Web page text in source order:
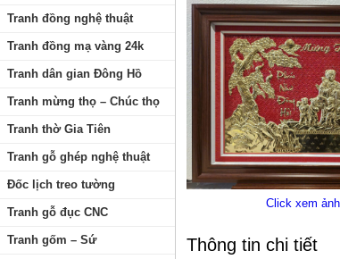
Click xem
Thông tin chi tiết
Tranh đồng nghệ thuật
Tranh đồng mạ vàng 24k
Tranh dân gian Đông Hồ
Tranh mừng thọ – Chúc thọ
Tranh thờ Gia Tiên
Tranh gỗ ghép nghệ thuật
Đốc lịch treo tường
Tranh gỗ đục CNC
Tranh gốm – Sứ